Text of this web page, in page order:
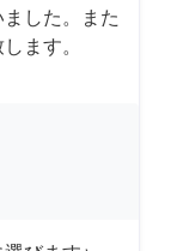
した。また
ます。